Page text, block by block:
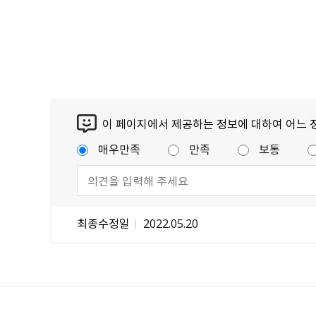
이 페이지에서 제공하는 정보에 대하여 어느
매우만족
만족 보통
최종수정일 2022.05.20